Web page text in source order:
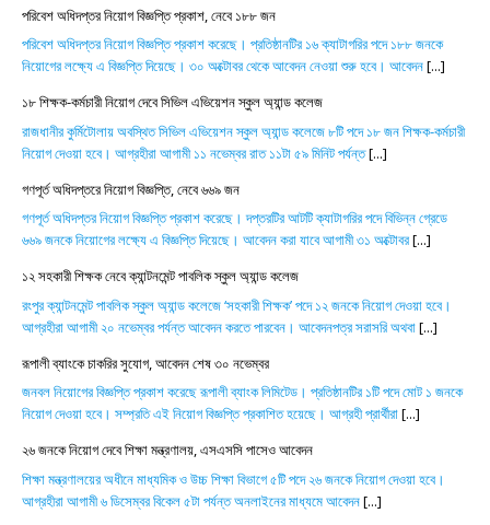
পরিবেশ অধিদপ্তর নিয়োগ বিজ্ঞপ্তি প্রকাশ, নেবে ১৮৮ জন
পরিবেশ অধিদপ্তর নিয়োগ বিজ্ঞপ্তি প্রকাশ করেছে। প্রতিষ্ঠানটির ১৬ ক্যাটাগরির পদে ১৮৮ জনকে
নিয়োগের লক্ষ্যে এ বিজ্ঞপ্তি দিয়েছে। ৩০ অক্টোবর থেকে আবেদন নেওয়া শুরু হবে। আবেদন[...]
১৮ শিক্ষক-কর্মচারী নিয়োগ দেবে সিভিল এভিয়েশন স্কুল অ্যান্ড কলেজ
রাজধানীর কুর্মিটোলায় অবস্থিত সিভিল এভিয়েশন স্কুল অ্যান্ড কলেজে ৮টি পদে ১৮ জন শিক্ষক-কর্মচারী
নিয়োগ দেওয়া হবে। আগ্রহীরা আগামী ১১ নভেম্বর রাত ১১টা ৫৯ মিনিট পর্যন্ত[...]
গণপূর্ত অধিদপ্তরে নিয়োগ বিজ্ঞপ্তি, নেবে ৬৬৯ জন
গণপূর্ত অধিদপ্তর নিয়োগ বিজ্ঞপ্তি প্রকাশ করেছে। দপ্তরটির আটটি ক্যাটাগরির পদে বিভিন্ন গ্রেডে
৬৬৯ জনকে নিয়োগের লক্ষ্যে এ বিজ্ঞপ্তি দিয়েছে। আবেদন করা যাবে আগামী ৩১ অক্টোবর[...]
১২ সহকারী শিক্ষক নেবে ক্যান্টনমেন্ট পাবলিক স্কুল অ্যান্ড কলেজ
রংপুর ক্যান্টনমেন্ট পাবলিক স্কুল অ্যান্ড কলেজে ‘সহকারী শিক্ষক’ পদে ১২ জনকে নিয়োগ দেওয়া হবে।
আগ্রহীরা আগামী ২০ নভেম্বর পর্যন্ত আবেদন করতে পারবেন। আবেদনপত্র সরাসরি অথবা[...]
রূপালী ব্যাংকে চাকরির সুযোগ, আবেদন শেষ ৩০ নভেম্বর
জনবল নিয়োগের বিজ্ঞপ্তি প্রকাশ করেছে রূপালী ব্যাংক লিমিটেড। প্রতিষ্ঠানটির ১টি পদে মোট ১ জনকে
নিয়োগ দেওয়া হবে। সম্প্রতি এই নিয়োগ বিজ্ঞপ্তি প্রকাশিত হয়েছে। আগ্রহী প্রার্থীরা[...]
২৬ জনকে নিয়োগ দেবে শিক্ষা মন্ত্রণালয়, এসএসসি পাসেও আবেদন
শিক্ষা মন্ত্রণালয়ের অধীনে মাধ্যমিক ও উচ্চ শিক্ষা বিভাগে ৫টি পদে ২৬ জনকে নিয়োগ দেওয়া হবে।
আগ্রহীরা আগামী ৬ ডিসেম্বর বিকেল ৫টা পর্যন্ত অনলাইনের মাধ্যমে আবেদন[...]